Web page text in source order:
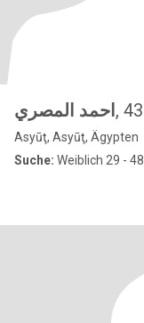
احمد المصري , 43
Asyūţ, Asyūţ, Ägypten
Suche: Weiblich 29 - 48